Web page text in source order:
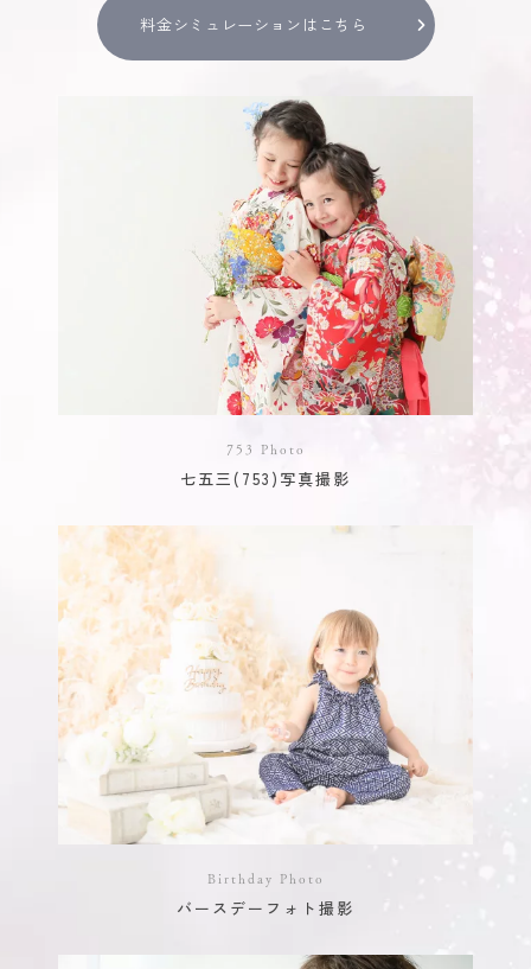
料金シミュレーションはこちら
753 Photo
七五三(753)写真撮影
Birthday Photo
バースデーフォト撮影